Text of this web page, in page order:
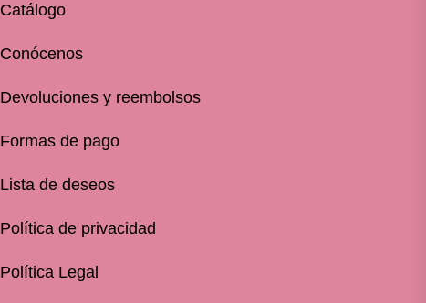
Catálogo
Conócenos
Devoluciones y reembolsos
Formas de pago
Lista de deseos
Política de privacidad
Política Legal